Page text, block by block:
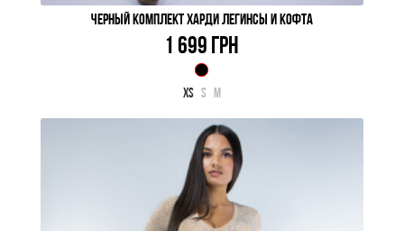
ЧЕРНЫЙ КОМПЛЕКТ ХАРДИ ЛЕГИНСЫ И КОФТА
1 699 ГРН
XS S M